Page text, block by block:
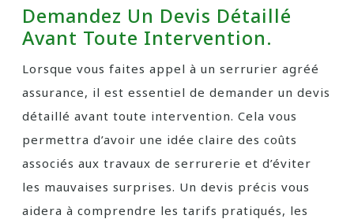
Demandez Un Devis Détaillé
Avant Toute Intervention.
Lorsque vous faites appel à un serrurier agréé
assurance, il est essentiel de demander un devis
détaillé avant toute intervention. Cela vous
permettra d’avoir une idée claire des coûts
associés aux travaux de serrurerie et d’éviter
les mauvaises surprises. Un devis précis vous
aidera à comprendre les tarifs pratiqués, les